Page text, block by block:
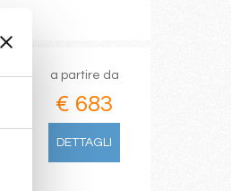
a partire da
€ 683
DETTAGLI